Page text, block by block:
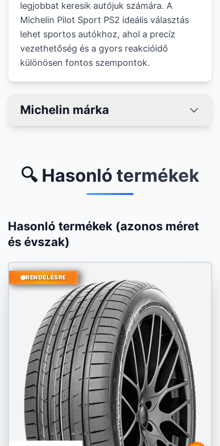
legjobbat keresik autójuk számára. A
Michelin Pilot Sport PS2 ideális választás
lehet sportos autókhoz, ahol a precíz
vezethetőség és a gyors reakcióidő
különösen fontos szempontok.
Michelin márka
🔍 Hasonló termékek
Hasonló termékek (azonos méret
és évszak)
RENDELÉSRE